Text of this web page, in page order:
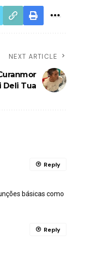
NEXT ARTICLE
Deli Tua
básicas como
Reply
Reply